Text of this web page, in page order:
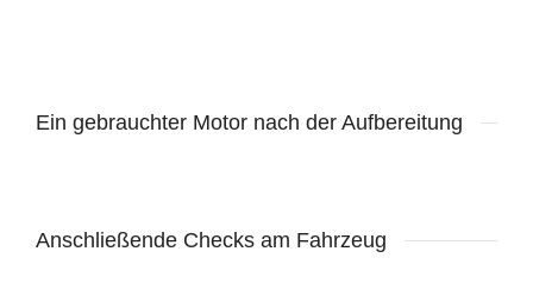
Ein gebrauchter Motor nach der Aufbereitung
Anschließende Checks am Fahrzeug